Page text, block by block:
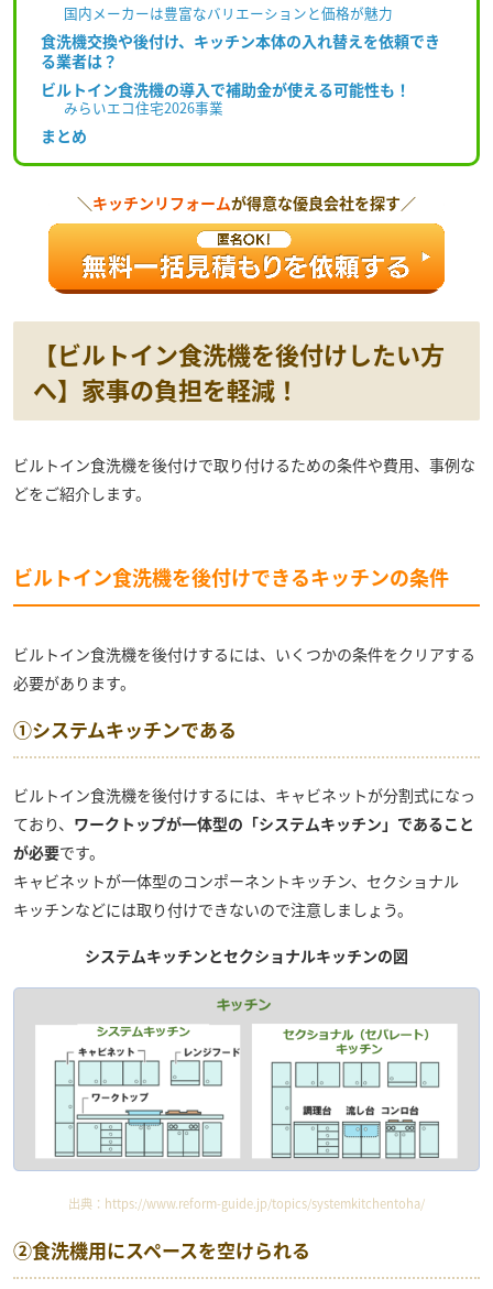
国内メーカーは豊富なバリエーションと価格が魅力
食洗機交換や後付け、キッチン本体の入れ替えを依頼でき
る業者は？
ビルトイン食洗機の導入で補助金が使える可能性も！
みらいエコ住宅2026事業
まとめ
＼ キッチンリフォームが得意な優良会社を探す／
【ビルトイン食洗機を後付けしたい方
へ】家事の負担を軽減！
ビルトイン食洗機を後付けで取り付けるための条件や費用、事例な
どをご紹介します。
ビルトイン食洗機を後付けできるキッチンの条件
ビルトイン食洗機を後付けするには、いくつかの条件をクリアする
必要があります。
①システムキッチンである
ビルトイン食洗機を後付けするには、キャビネットが分割式になっ
ており、 ワークトップが一体型の「システムキッチン」であること
が必要です。
キャビネットが一体型のコンポーネントキッチン、セクショナル
キッチンなどには取り付けできないので注意しましょう。
システムキッチンとセクショナルキッチンの図
出典： https://www.reform-guide.jp/topics/systemkitchentoha/
②食洗機用にスペースを空けられる